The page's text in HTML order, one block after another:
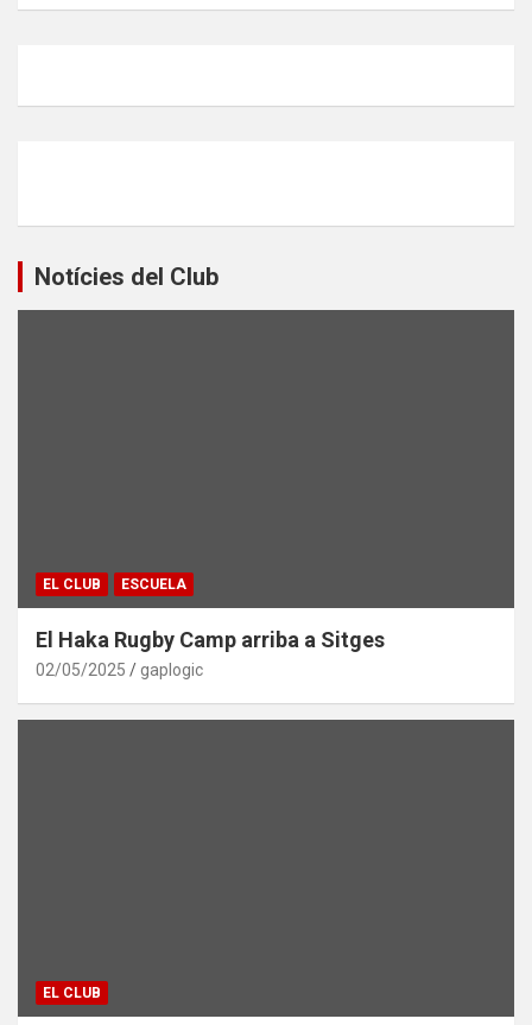
Notícies del Club
EL CLUB ESCUELA
El Haka Rugby Camp arriba a Sitges
02/05/2025 gaplogic
EL CLUB